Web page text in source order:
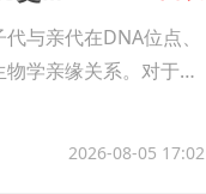
与亲代在DNA位点、
学亲缘关系。对于泉
2026-08-05 17:02